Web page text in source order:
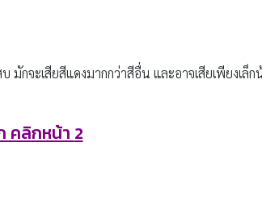
กจะเสียสีแดงมากกว่าสีอื่น และอาจเสียเพียงเล็
คลิกหน้า 2